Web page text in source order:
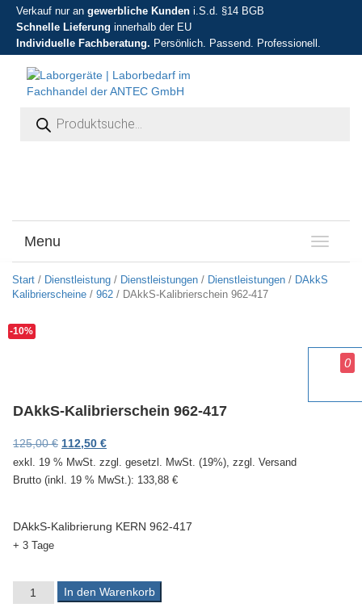
Verkauf nur an gewerbliche Kunden i.S.d. §14 BGB
Schnelle Lieferung innerhalb der EU
Individuelle Fachberatung. Persönlich. Passend. Professionell.
T
o
g
g
Menu
Start / Dienstleistung / Dienstleistungen / Dienstleistungen / DAkkS
Kalibrierscheine / 962 / DAkkS-Kalibrierschein 962-417
-10%
DAkkS-Kalibrierschein 962-417
125,00€ Ursprünglicher Preis war: 125,00 €
112,50 €Aktueller Preis ist: 112,50 €.
exkl. 19 % MwSt. zzgl. gesetzl. MwSt. (19%), zzgl. Versand
Brutto (inkl. 19 % MwSt.): 133,88 €
DAkkS-Kalibrierung KERN 962-417
+ 3 Tage
DAkkS-Kalibrierschein 962-417 Menge
In den Warenkorb
0